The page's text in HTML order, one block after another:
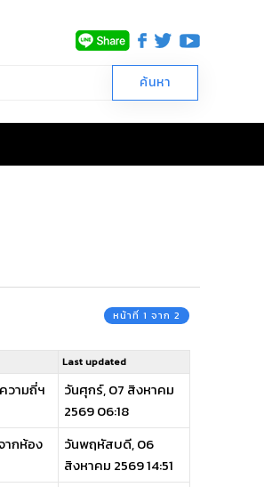
หน้าที่ 1 จาก 2
Last updated
วามถี่ฯ
วันศุกร์, 07 สิงหาคม
2569 06:18
ากห้อง
วันพฤหัสบดี, 06
สิงหาคม 2569 14:51